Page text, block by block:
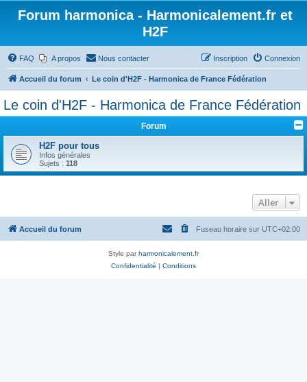
Forum harmonica - Harmonicalement.fr et
H2F
FAQ A propos Nous contacter Connexion
Inscription
Accueil du forum Le coin d'H2F - Harmonica de France Fédération
Le coin d'H2F - Harmonica de France Fédération
Forum
H2F pour tous
Infos générales
Sujets : 118
Aller
Accueil du forum Fuseau horaire sur UTC+02:00
Style parharmonicalement.fr
Confidentialité | Conditions